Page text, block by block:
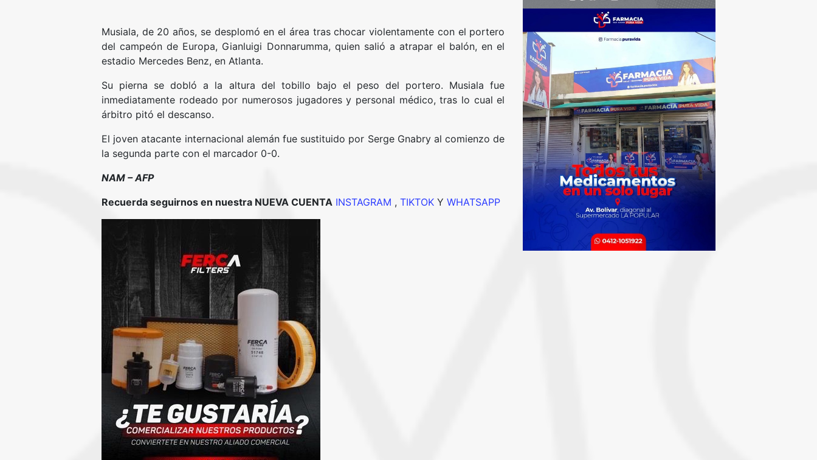
Musiala, de 20 años, se desplomó en el área tras chocar violentamente con el portero
del campeón de Europa, Gianluigi Donnarumma, quien salió a atrapar el balón, en el
estadio Mercedes Benz, en Atlanta.
Su pierna se dobló a la altura del tobillo bajo el peso del portero. Musiala fue
inmediatamente rodeado por numerosos jugadores y personal médico, tras lo cual el
árbitro pitó el descanso.
El joven atacante internacional alemán fue sustituido por Serge Gnabry al comienzo de
la segunda parte con el marcador 0-0.
NAM – AFP
Recuerda seguirnos en nuestra NUEVA CUENTA INSTAGRAM , TIKTOK Y WHATSAPP